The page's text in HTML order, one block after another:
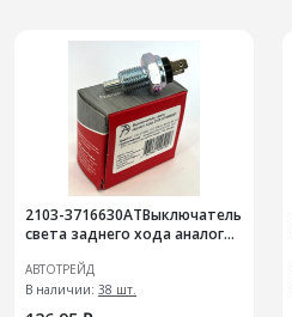
2103-3716630АТВыключатель
света заднего хода аналог
АВТОТРЕЙД
В наличии: 38 шт.